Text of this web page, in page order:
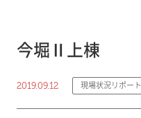
今堀Ⅱ上棟
2019.09.12 現場状況リポート